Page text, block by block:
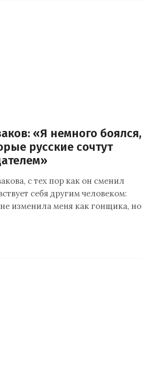
«Я немного боялся,
русские сочтут
с тех пор как он сменил
себя другим человеком:
изменила меня как гонщика, но